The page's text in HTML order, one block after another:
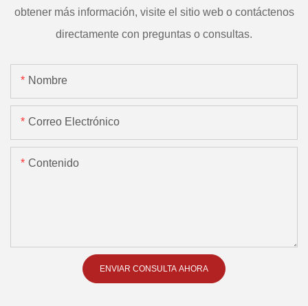
obtener más información, visite el sitio web o contáctenos
directamente con preguntas o consultas.
Nombre
Correo Electrónico
Contenido
ENVIAR CONSULTA AHORA